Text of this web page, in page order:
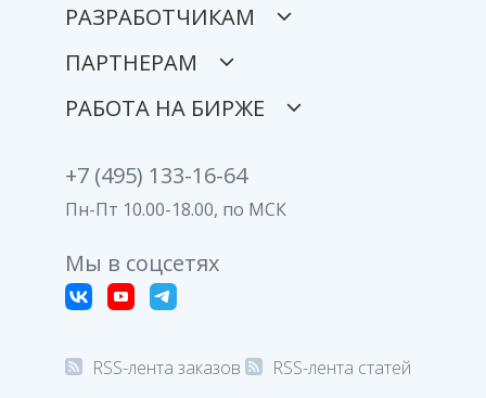
РАЗРАБОТЧИКАМ
ПАРТНЕРАМ
РАБОТА НА БИРЖЕ
+7 (495) 133-16-64
Пн-Пт 10.00-18.00, по МСК
Мы в соцсетях
RSS-лента заказов RSS-лента статей